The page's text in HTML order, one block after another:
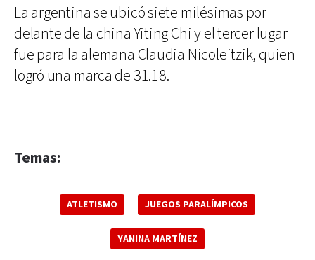
La argentina se ubicó siete milésimas por
delante de la china Yiting Chi y el tercer lugar
fue para la alemana Claudia Nicoleitzik, quien
logró una marca de 31.18.
Temas:
ATLETISMO JUEGOS PARALÍMPICOS
YANINA MARTÍNEZ